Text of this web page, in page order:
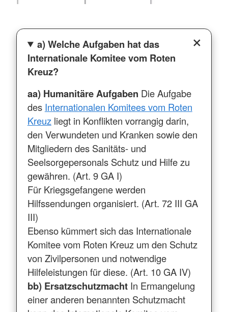
a) Welche Aufgaben hat das
Internationale Komitee vom Roten
Kreuz?
aa) Humanitäre Aufgaben Die Aufgabe
des Internationalen Komitees vom Roten
Kreuzliegt in Konflikten vorrangig darin,
den Verwundeten und Kranken sowie den
Mitgliedern des Sanitäts- und
Seelsorgepersonals Schutz und Hilfe zu
gewähren. (Art. 9 GA I)
Für Kriegsgefangene werden
Hilfssendungen organisiert. (Art. 72 III GA
III)
Ebenso kümmert sich das Internationale
Komitee vom Roten Kreuz um den Schutz
von Zivilpersonen und notwendige
Hilfeleistungen für diese. (Art. 10 GA IV)
bb) ErsatzschutzmachtIn Ermangelung
einer anderen benannten Schutzmacht